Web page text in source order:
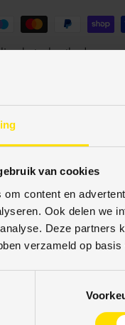
van cookies
om content en
Ook delen we
Deze partners
verzameld op
betaalmethodes aan.
beschermd. U kunt met